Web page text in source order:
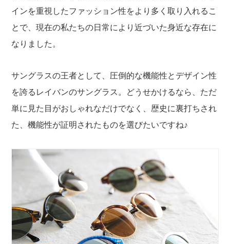
インを重視したファッション性をより多く取り入れるこ
とで、現在の私たちの日常により近づいた身近な存在に
なりました。
サングラスの王者として、圧倒的な機能性とデザイン性
を誇るレイバンのサングラス。どうせかけるなら、ただ
単に見た目がおしゃれなだけでなく、歴史に裏打ちされ
た、機能性が証明されたものを選びたいですね♪